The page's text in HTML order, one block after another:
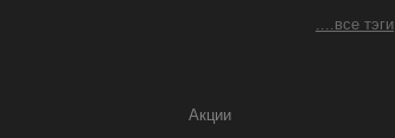
....все тэги
Акции